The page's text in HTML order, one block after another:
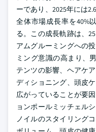
ーであり、2025年には
全体市場成長率を40%
る。この成長軌跡は、
アムグルーミングへの
ミング意識の高まり、
テンツの影響、ヘアケ
ディショニング、頭皮
広がっていることが要
ョンポールミッチェル
ノイルのスタイリング